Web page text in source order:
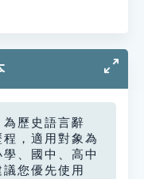
為歷史語言辭
，適用對象為
、國中、高中
議您優先使用